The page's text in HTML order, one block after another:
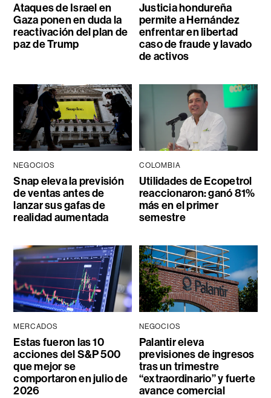
Ataques de Israel en
Gaza ponen en duda la
reactivación del plan de
paz de Trump
Justicia hondureña
permite a Hernández
enfrentar en libertad
caso de fraude y lavado
de activos
NEGOCIOS
Snap eleva la previsión
de ventas antes de
lanzar sus gafas de
realidad aumentada
COLOMBIA
Utilidades de Ecopetrol
reaccionaron: ganó 81%
más en el primer
semestre
MERCADOS
Estas fueron las 10
acciones del S&P 500
que mejor se
comportaron en julio de
2026
NEGOCIOS
Palantir eleva
previsiones de ingresos
tras un trimestre
“extraordinario” y fuerte
avance comercial